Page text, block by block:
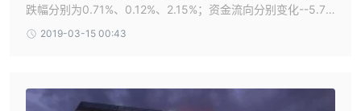
跌幅分别为0.71%、0.12%、2.15%；资金流向分别变化--5.75
335张
2019-03-15 00:43